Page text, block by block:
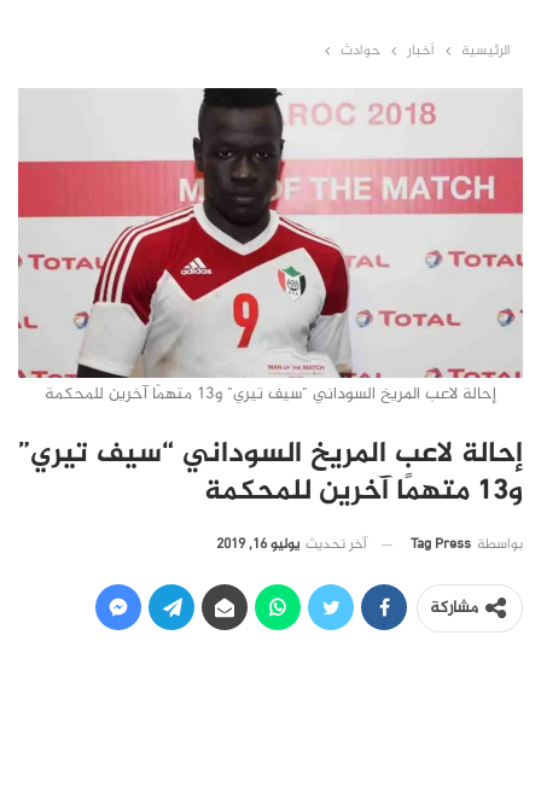
الرئيسية أخبار حوادث
إحالة لاعب المريخ السوداني "سيف تيري" و13 متهمًا آخرين للمحكمة
إحالة لاعب المريخ السوداني “سيف تيري”
و13 متهمًا آخرين للمحكمة
بواسطة Tag Press آخر تحديث يوليو 16, 2019
مشاركة